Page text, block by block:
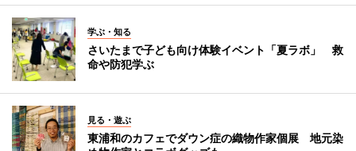
学ぶ・知る
さいたまで子ども向け体験イベント「夏ラボ」 救
命や防犯学ぶ
見る・遊ぶ
東浦和のカフェでダウン症の織物作家個展 地元染